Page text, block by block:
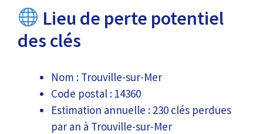
Lieu de perte potentiel
des clés
Nom : Trouville-sur-Mer
Code postal : 14360
Estimation annuelle : 230 clés perdues
par an à Trouville-sur-Mer